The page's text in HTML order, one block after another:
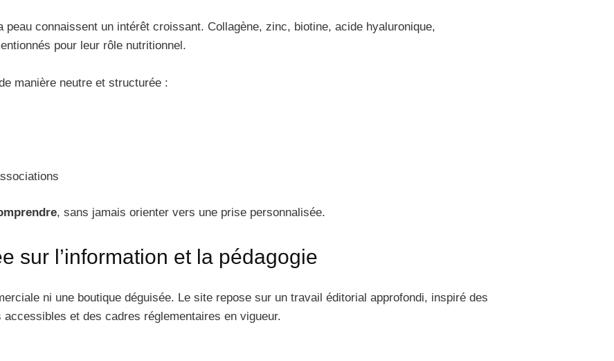
peau connaissent un intérêt croissant. Collagène, zinc, biotine, acide hyaluronique,
pour leur rôle nutritionnel.
manière neutre et structurée :
, sans jamais orienter vers une prise personnalisée.
sur l’information et la pédagogie
ni une boutique déguisée. Le site repose sur un travail éditorial approfondi, inspiré des
et des cadres réglementaires en vigueur.